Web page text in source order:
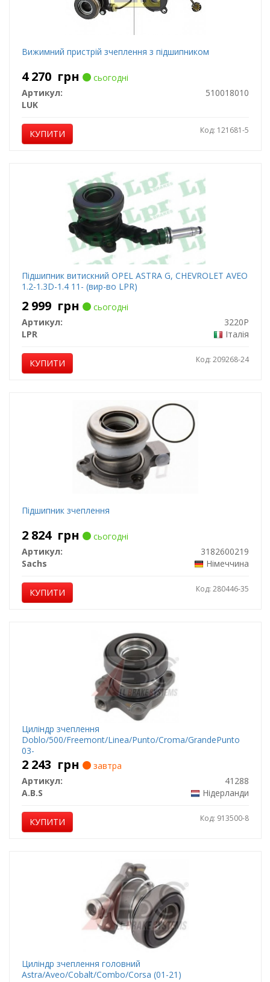
Вижимний пристрій зчеплення з підшипником
4 270 грн
сьогодні
Артикул:
510018010
LUK
КУПИТИ Код: 121681-5
Підшипник витискний OPEL ASTRA G, CHEVROLET AVEO
1.2-1.3D-1.4 11- (вир-во LPR)
2 999 грн
сьогодні
Артикул:
3220P
LPR
Італія
КУПИТИ Код: 209268-24
Підшипник зчеплення
2 824 грн
сьогодні
Артикул:
3182600219
Sachs
Німеччина
КУПИТИ Код: 280446-35
Циліндр зчеплення
Doblo/500/Freemont/Linea/Punto/Croma/GrandePunto
03-
2 243 грн
завтра
Артикул:
41288
A.B.S
Нідерланди
КУПИТИ Код: 913500-8
Циліндр зчеплення головний
Astra/Aveo/Cobalt/Combo/Corsa (01-21)